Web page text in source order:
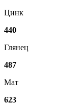
Цинк
440
Глянец
487
Мат
623